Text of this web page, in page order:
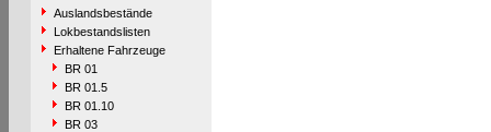
Auslandsbestände
Lokbestandslisten
Erhaltene Fahrzeuge
BR 01
BR 01.5
BR 01.10
BR 03